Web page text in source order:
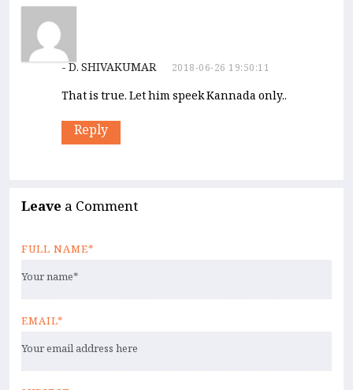
- D. SHIVAKUMAR 2018-06-26 19:50:11
That is true. Let him speek Kannada only..
Reply
Leave a Comment
FULL NAME*
EMAIL*